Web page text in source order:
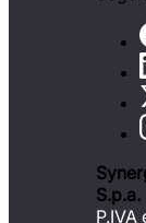
S.p.a.